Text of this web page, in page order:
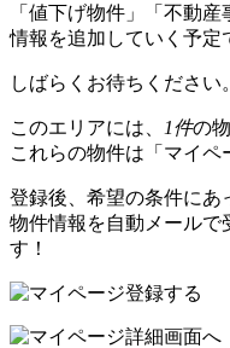
「値下げ物件」「不動
情報を追加していく予定
しばらくお待ちください。
このエリアには、 1件の
これらの物件は「マイペ
登録後、希望の条件にあ
物件情報を自動メールで
す！